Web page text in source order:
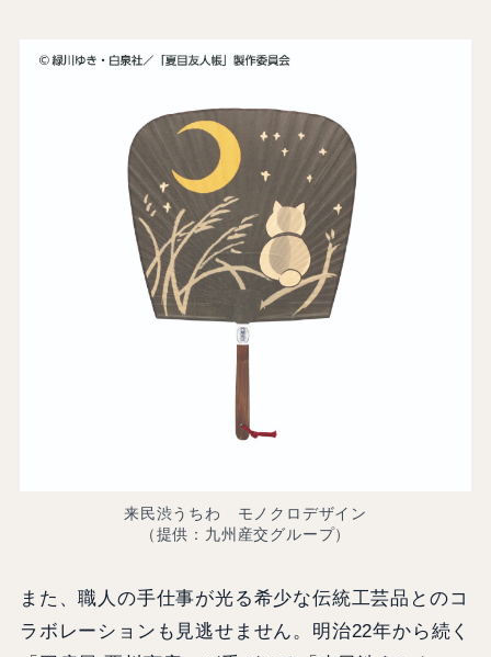
来民渋うちわ モノクロデザイン
（提供：九州産交グループ）
また、職人の手仕事が光る希少な伝統工芸品とのコ
ラボレーションも見逃せません。明治22年から続く